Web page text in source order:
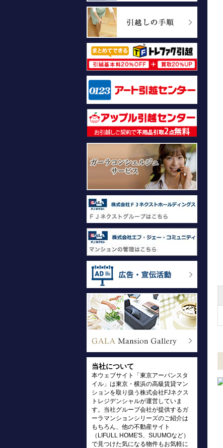
当社について
本ウェブサイト「東京アーバンスタ
イル」は東京・横浜の高級賃貸マン
ションを取り扱う株式会社FJネクス
トレジデンシャルが運営していま
す。当社グループ会社が提供するガ
ーラマンションシリーズのご紹介は
もちろん、他の不動産サイト
（LIFULL HOME'S、SUUMOなど）
で見つけた気になる物件もお気軽に